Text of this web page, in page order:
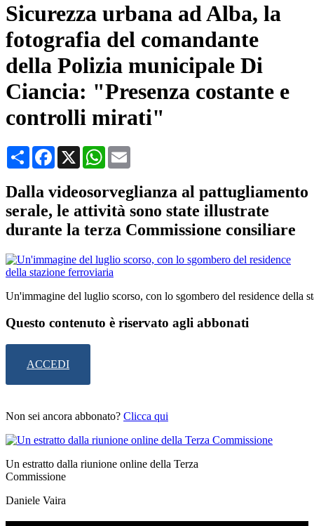
Sicurezza urbana ad Alba, la
fotografia del comandante
della Polizia municipale Di
Ciancia: "Presenza costante e
controlli mirati"
CondividiFacebook
X WhatsApp
Dalla videosorveglianza al pattugliamento
serale, le attività sono state illustrate
durante la terza Commissione consiliare
Un'immagine del luglio scorso, con lo sgombero del residence della
Questo contenuto è riservato agli abbonati
ACCEDI
Non sei ancora abbonato? Clicca qui
Un estratto dalla riunione online della Terza
Commissione
Daniele Vaira